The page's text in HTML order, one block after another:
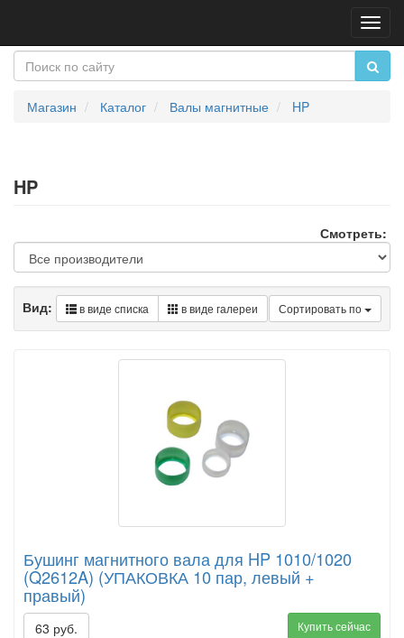
Магазин Каталог Валы магнитные HP
HP
Смотреть:
Сортировать по
Вид: в виде списка в виде галереи
Бушинг магнитного вала для HP 1010/1020
(Q2612A) (УПАКОВКА 10 пар, левый +
правый)
63 руб. Купить сейчас